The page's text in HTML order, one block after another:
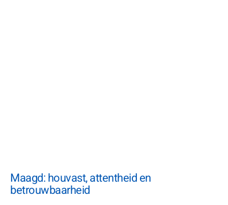
Maagd: houvast, attentheid en
betrouwbaarheid